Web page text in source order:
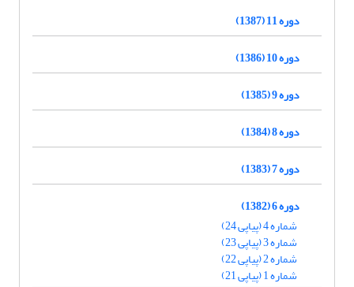
دوره 11 (1387)
دوره 10 (1386)
دوره 9 (1385)
دوره 8 (1384)
دوره 7 (1383)
دوره 6 (1382)
شماره 4 (پیاپی 24)
شماره 3 (پیاپی 23)
شماره 2 (پیاپی 22)
شماره 1 (پیاپی 21)